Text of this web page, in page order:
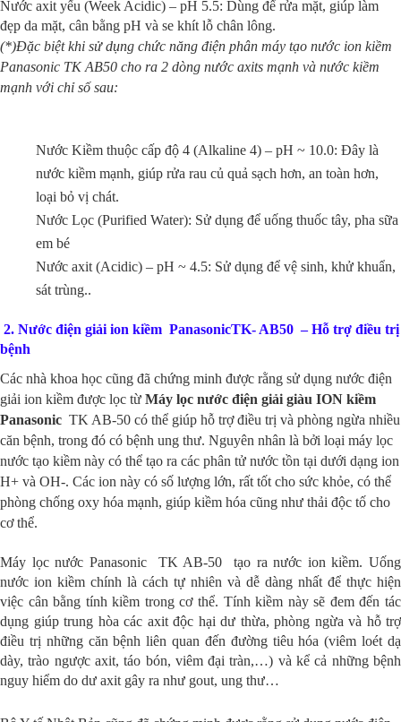
Nước axit yếu (Week Acidic) – pH 5.5: Dùng để rửa mặt, giúp làm
đẹp da mặt, cân bằng pH và se khít lỗ chân lông.
(*)Đặc biệt khi sử dụng chức năng điện phân máy tạo nước ion kiềm
Panasonic TK AB50 cho ra 2 dòng nước axits mạnh và nước kiềm
mạnh với chỉ số sau:
Nước Kiềm thuộc cấp độ 4 (Alkaline 4) – pH ~ 10.0: Đây là
nước kiềm mạnh, giúp rửa rau củ quả sạch hơn, an toàn hơn,
loại bỏ vị chát.
Nước Lọc (Purified Water): Sử dụng để uống thuốc tây, pha sữa
em bé
Nước axit (Acidic) – pH ~ 4.5: Sử dụng để vệ sinh, khử khuẩn,
sát trùng..
2. Nước điện giải ion kiềm PanasonicTK- AB50 – Hỗ trợ điều trị
bệnh
Các nhà khoa học cũng đã chứng minh được rằng sử dụng nước điện
giải ion kiềm được lọc từ Máy lọc nước điện giải giàu ION kiềm
Panasonic TK AB-50 có thể giúp hỗ trợ điều trị và phòng ngừa nhiều
căn bệnh, trong đó có bệnh ung thư. Nguyên nhân là bởi loại máy lọc
nước tạo kiềm này có thể tạo ra các phân tử nước tồn tại dưới dạng ion
H+ và OH-. Các ion này có số lượng lớn, rất tốt cho sức khỏe, có thể
phòng chống oxy hóa mạnh, giúp kiềm hóa cũng như thải độc tố cho
cơ thể.
Máy lọc nước Panasonic TK AB-50
tạo ra nước ion kiềm. Uống
nước ion kiềm chính là cách tự nhiên và dễ dàng nhất để thực hiện
việc cân bằng tính kiềm trong cơ thể. Tính kiềm này sẽ đem đến tác
dụng giúp trung hòa các axit độc hại dư thừa, phòng ngừa và hỗ trợ
điều trị những căn bệnh liên quan đến đường tiêu hóa (viêm loét dạ
dày, trào ngược axit, táo bón, viêm đại tràn,…) và kể cả những bệnh
nguy hiểm do dư axit gây ra như gout, ung thư…